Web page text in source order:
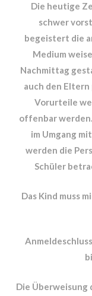
Die heutige
schwer
begeistert die
Medium
Nachmittag
auch den
Vorurteile
offenbar
im Umgang
werden die
Schüler
Das Kind muss
Die